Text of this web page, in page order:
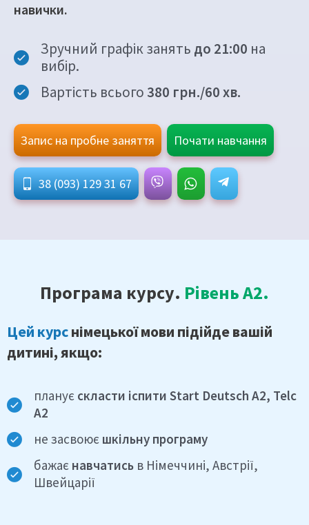
навички.
Зручний графік занять до 21:00 на
вибір.
Вартість всього 380 грн./60 хв.
Запис на пробне заняття Почати навчання
38 (093) 129 31 67
Програма курсу. Рівень А2.
Цей курснімецької мови підійде вашій
дитині, якщо:
планує скласти іспити Start Deutsch A2, Telc
А2
не засвоює шкільну програму
бажає навчатись в Німеччині, Австрії,
Швейцарії